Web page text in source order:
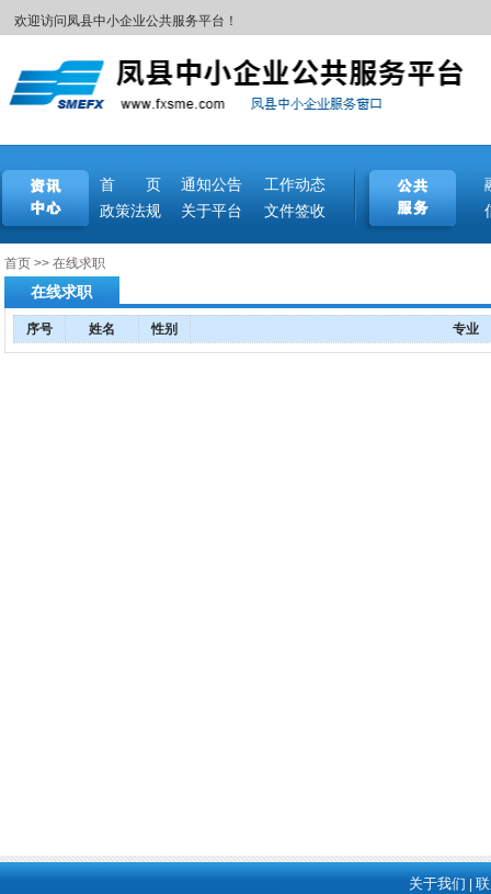
欢迎访问凤县中小企业公共服务平台！
首 页 通知公告 工作动态
政策法规
关于平台 文件签收
首页>> 在线求职
在线求职
序号 姓名 性别 专业
关于我们